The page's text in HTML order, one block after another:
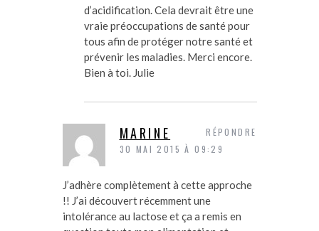
d’acidification. Cela devrait être une
vraie préoccupations de santé pour
tous afin de protéger notre santé et
prévenir les maladies. Merci encore.
Bien à toi. Julie
MARINE
30 MAI 2015 À 09:29
J’adhère complètement à cette approche
!! J’ai découvert récemment une
intolérance au lactose et ça a remis en
RÉPONDRE